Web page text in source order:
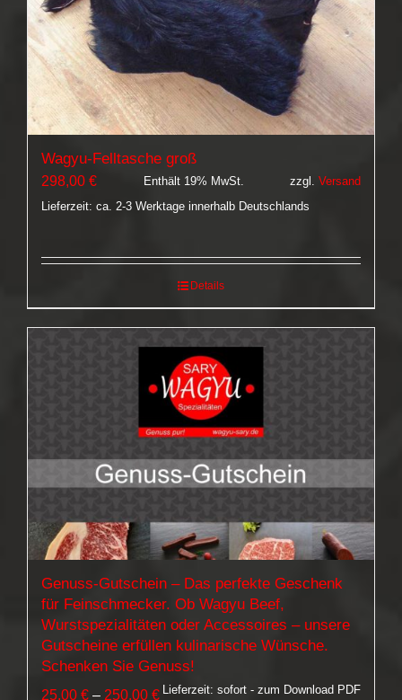
Wagyu-Felltasche groß
298,00 € Enthält 19% MwSt. zzgl. Versand
Lieferzeit: ca. 2-3 Werktage innerhalb Deutschlands
Details
Genuss-Gutschein – Das perfekte Geschenk
für Feinschmecker. Ob Wagyu Beef,
Wurstspezialitäten oder Accessoires – unsere
Gutscheine erfüllen kulinarische Wünsche.
Schenken Sie Genuss!
25,00 € – 250,00 €Preisspanne:
Lieferzeit: sofort - zum Download PDF